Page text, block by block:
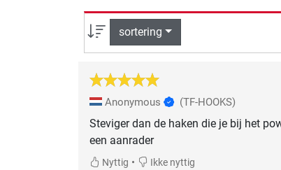
sortering
Anonymous (TF-HOOKS)
Steviger dan de haken die je bij het
een aanrader
Nyttig • Ikke nyttig